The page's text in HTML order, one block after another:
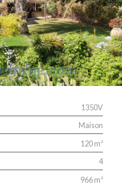
1350V
Maison
120 m²
4
966 m²